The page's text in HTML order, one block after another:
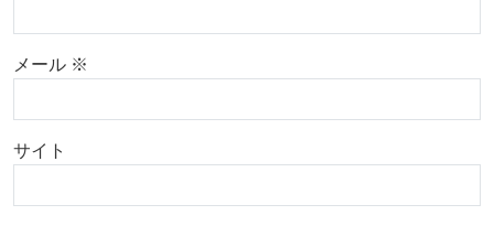
メール ※
サイト